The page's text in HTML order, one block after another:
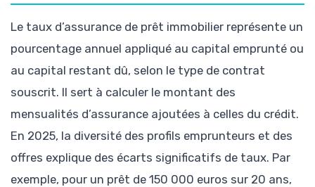
Le taux d’assurance de prêt immobilier représente un
pourcentage annuel appliqué au capital emprunté ou
au capital restant dû, selon le type de contrat
souscrit. Il sert à calculer le montant des
mensualités d’assurance ajoutées à celles du crédit.
En 2025, la diversité des profils emprunteurs et des
offres explique des écarts significatifs de taux. Par
exemple, pour un prêt de 150 000 euros sur 20 ans,